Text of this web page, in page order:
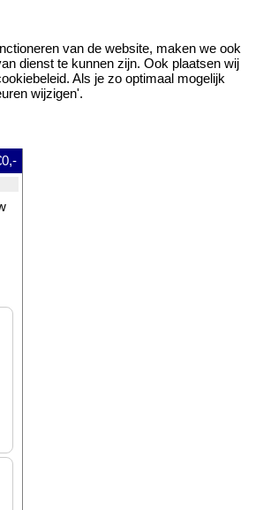
van de website, maken we ook
dienst te kunnen zijn. Ook plaatsen wij
Als je zo optimaal mogelijk
wijzigen'.